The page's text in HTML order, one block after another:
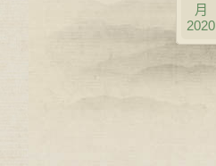
月
2020